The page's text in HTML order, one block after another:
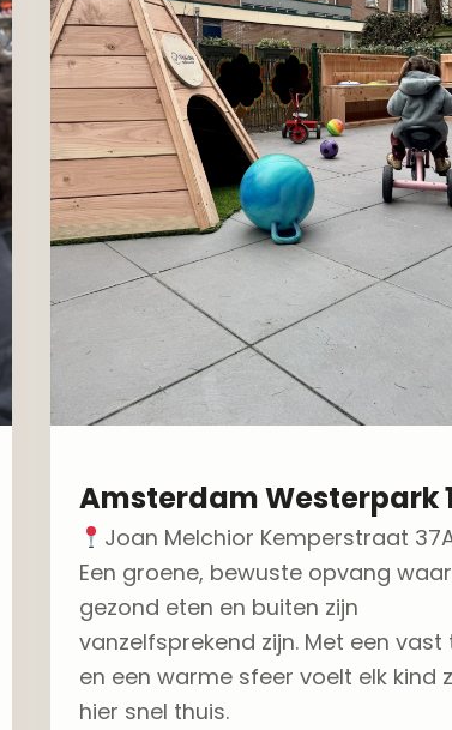
Amsterdam Westerpark
Joan Melchior Kemperstraat
Een groene, bewuste opvang waar
gezond eten en buiten zijn
vanzelfsprekend zijn. Met een vast
en een warme sfeer voelt elk kind
hier snel thuis.